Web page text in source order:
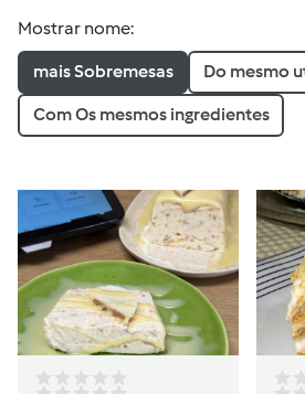
Mostrar nome:
mais Sobremesas Do mesmo
Com Os mesmos ingredientes